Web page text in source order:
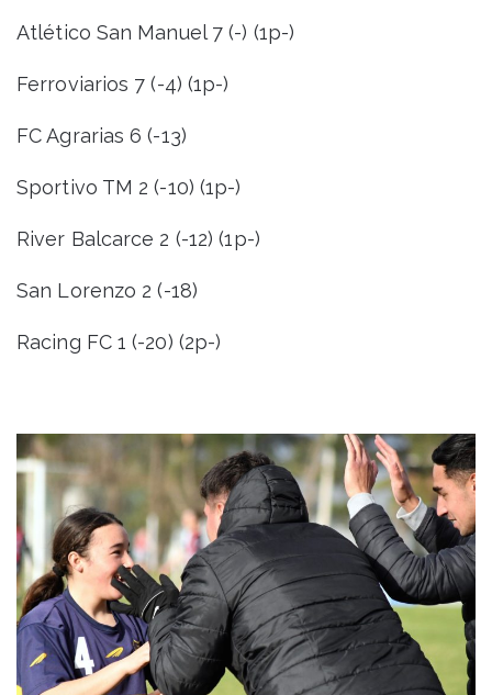
Atlético San Manuel 7 (-) (1p-)
Ferroviarios 7 (-4) (1p-)
FC Agrarias 6 (-13)
Sportivo TM 2 (-10) (1p-)
River Balcarce 2 (-12) (1p-)
San Lorenzo 2 (-18)
Racing FC 1 (-20) (2p-)